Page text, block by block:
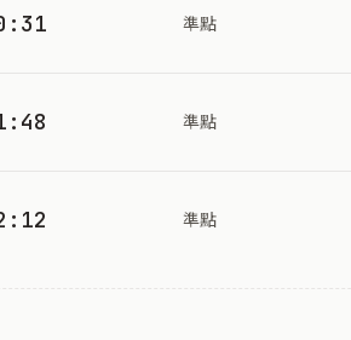
準點
準點
準點